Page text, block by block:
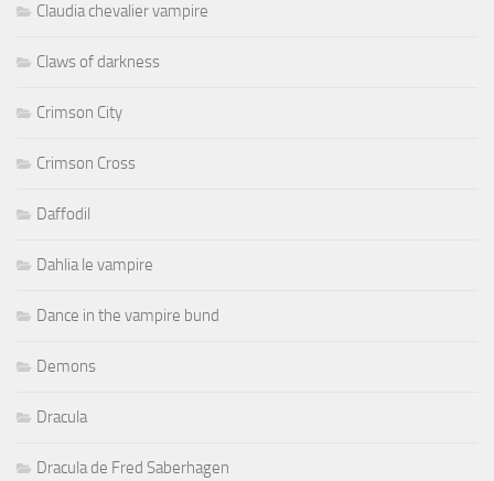
Claudia chevalier vampire
Claws of darkness
Crimson City
Crimson Cross
Daffodil
Dahlia le vampire
Dance in the vampire bund
Demons
Dracula
Dracula de Fred Saberhagen